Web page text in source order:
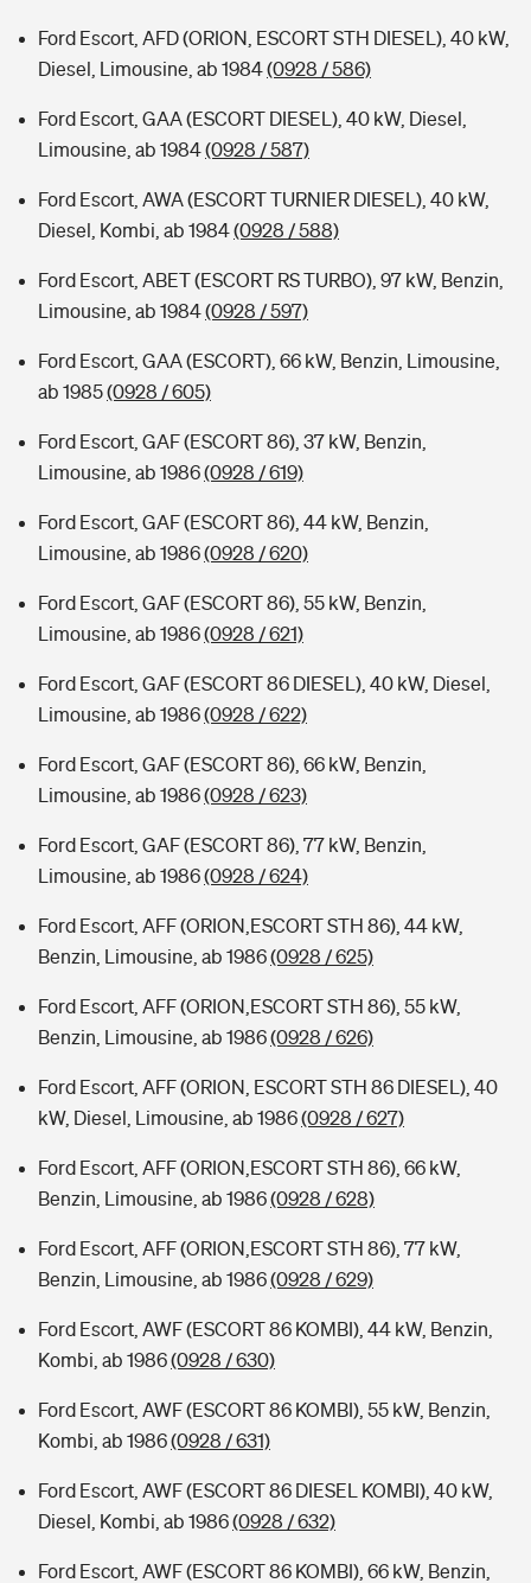
Ford Escort, AFD (ORION, ESCORT STH DIESEL), 40 kW,
Diesel, Limousine, ab 1984(0928 / 586)
Ford Escort, GAA (ESCORT DIESEL), 40 kW, Diesel,
Limousine, ab 1984(0928 / 587)
Ford Escort, AWA (ESCORT TURNIER DIESEL), 40 kW,
Diesel, Kombi, ab 1984(0928 / 588)
Ford Escort, ABET (ESCORT RS TURBO), 97 kW, Benzin,
Limousine, ab 1984(0928 / 597)
Ford Escort, GAA (ESCORT), 66 kW, Benzin, Limousine,
ab 1985(0928 / 605)
Ford Escort, GAF (ESCORT 86), 37 kW, Benzin,
Limousine, ab 1986(0928 / 619)
Ford Escort, GAF (ESCORT 86), 44 kW, Benzin,
Limousine, ab 1986(0928 / 620)
Ford Escort, GAF (ESCORT 86), 55 kW, Benzin,
Limousine, ab 1986(0928 / 621)
Ford Escort, GAF (ESCORT 86 DIESEL), 40 kW, Diesel,
Limousine, ab 1986(0928 / 622)
Ford Escort, GAF (ESCORT 86), 66 kW, Benzin,
Limousine, ab 1986(0928 / 623)
Ford Escort, GAF (ESCORT 86), 77 kW, Benzin,
Limousine, ab 1986(0928 / 624)
Ford Escort, AFF (ORION,ESCORT STH 86), 44 kW,
Benzin, Limousine, ab 1986(0928 / 625)
Ford Escort, AFF (ORION,ESCORT STH 86), 55 kW,
Benzin, Limousine, ab 1986(0928 / 626)
Ford Escort, AFF (ORION, ESCORT STH 86 DIESEL), 40
kW, Diesel, Limousine, ab 1986(0928 / 627)
Ford Escort, AFF (ORION,ESCORT STH 86), 66 kW,
Benzin, Limousine, ab 1986(0928 / 628)
Ford Escort, AFF (ORION,ESCORT STH 86), 77 kW,
Benzin, Limousine, ab 1986(0928 / 629)
Ford Escort, AWF (ESCORT 86 KOMBI), 44 kW, Benzin,
Kombi, ab 1986(0928 / 630)
Ford Escort, AWF (ESCORT 86 KOMBI), 55 kW, Benzin,
Kombi, ab 1986(0928 / 631)
Ford Escort, AWF (ESCORT 86 DIESEL KOMBI), 40 kW,
Diesel, Kombi, ab 1986(0928 / 632)
Ford Escort, AWF (ESCORT 86 KOMBI), 66 kW, Benzin,